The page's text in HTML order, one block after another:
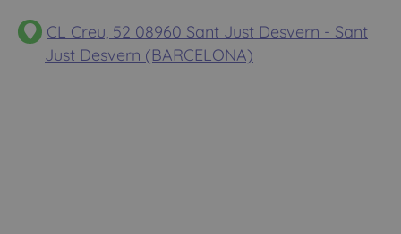
CL Creu, 52 08960 Sant Just Desvern - Sant
Just Desvern (BARCELONA)